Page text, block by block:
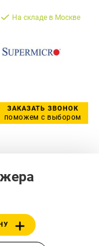
На складе в Москве
ЗАКАЗАТЬ ЗВОНОК
поможем с выбором